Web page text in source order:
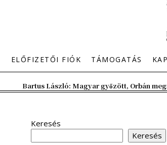
ELŐFIZETŐI FIÓK TÁMOGATÁS
Bartus László: Magyar győzött, Orbán
Keresés
Keresés